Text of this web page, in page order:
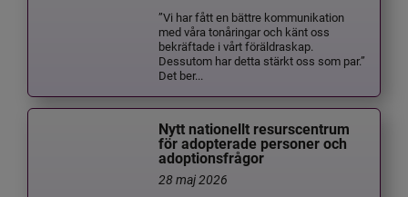
”Vi har fått en bättre kommunikation
med våra tonåringar och känt oss
bekräftade i vårt föräldraskap.
Dessutom har detta stärkt oss som par.”
Det ber...
Nytt nationellt resurscentrum
för adopterade personer och
adoptionsfrågor
28 maj 2026